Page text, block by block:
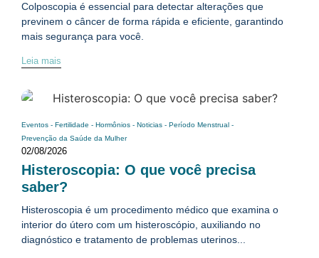
Colposcopia é essencial para detectar alterações que
previnem o câncer de forma rápida e eficiente, garantindo
mais segurança para você.
Leia mais
Eventos - Fertilidade - Hormônios - Noticias - Período Menstrual -
Prevenção da Saúde da Mulher
02/08/2026
Histeroscopia: O que você precisa
saber?
Histeroscopia é um procedimento médico que examina o
interior do útero com um histeroscópio, auxiliando no
diagnóstico e tratamento de problemas uterinos...